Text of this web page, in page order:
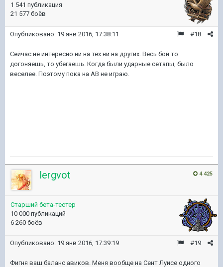
1 541 публикация
21 577 боёв
#18
Опубликовано: 19 янв 2016, 17:38:11
Сейчас не интересно ни на тех ни на других. Весь бой то
догоняешь, то убегаешь. Когда были ударные сетапы, было
веселее. Поэтому пока на АВ не играю.
4 425
lergvot
Старший бета-тестер
10 000 публикаций
6 260 боёв
#19
Опубликовано: 19 янв 2016, 17:39:19
Фигня ваш баланс авиков. Меня вообще на Сент Луисе одного